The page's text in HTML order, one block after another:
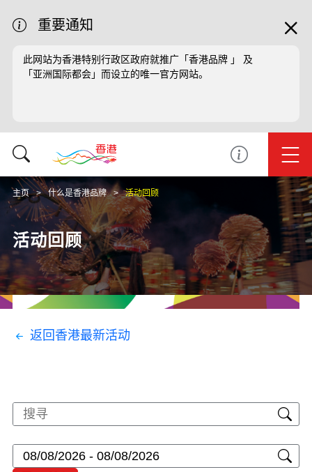
重要通知
此网站为香港特别行政区政府就推广「香港品牌 」 及
「亚洲国际都会」而设立的唯一官方网站。
主页 什么是香港品牌 活动回顾
活动回顾
返回香港最新活动